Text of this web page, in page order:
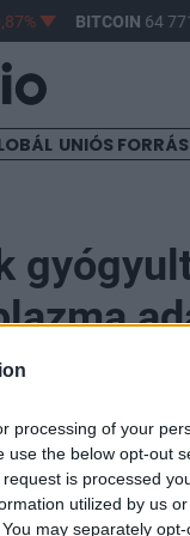
processing of your
use the below opt-out
is processed
utilized by us
may separately
BITCOIN64
UNIÓS
lehet venni a